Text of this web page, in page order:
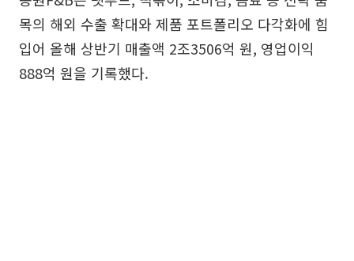
목의 해외 수출 확대와 제품 포트폴리오 다각화에 힘
입어 올해 상반기 매출액 2조3506억 원, 영업이익
888억 원을 기록했다.